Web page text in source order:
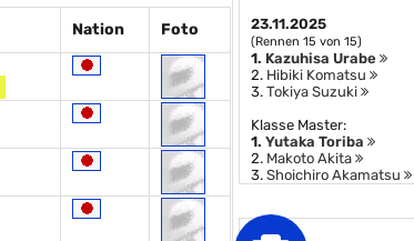
Nation
Foto
23.11.2025
(Rennen 15 von 15)
1. Kazuhisa Urabe
2. Hibiki Komatsu
3. Tokiya Suzuki
Klasse Master:
1. Yutaka Toriba
2. Makoto Akita
3. Shoichiro Akamatsu